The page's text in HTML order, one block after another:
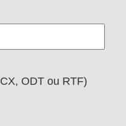
ODT ou RTF)